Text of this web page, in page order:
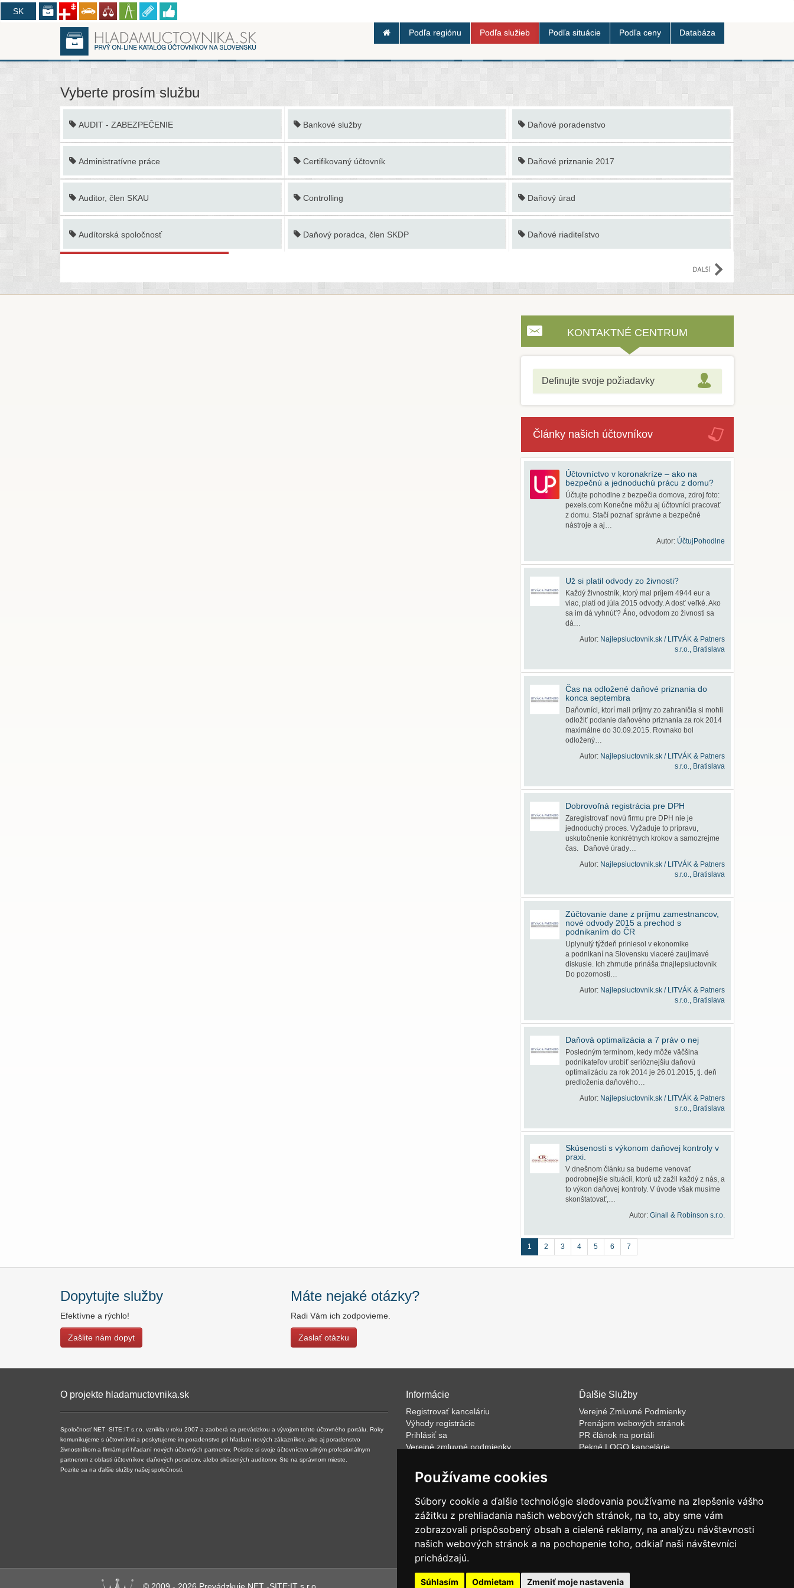
Používame cookies
Súbory cookie a ďalšie technológie sledovania používame na zlepšenie vášho
zážitku z prehliadania našich webových stránok, na to, aby sme vám
zobrazovali prispôsobený obsah a cielené reklamy, na analýzu návštevnosti
našich webových stránok a na pochopenie toho, odkiaľ naši návštevníci
prichádzajú.
Súhlasím Odmietam Zmeniť moje nastavenia
SK
CZ
Podľa regiónu Podľa služieb Podľa situácie Podľa ceny Databáza
Vyberte prosím službu
AUDIT - ZABEZPEČENIE
Administratívne práce
Auditor, člen SKAU
Audítorská spoločnosť
Bankové služby
Certifikovaný účtovník
Controlling
Daňový poradca, člen SKDP
Daňové poradenstvo
Daňové priznanie 2017
Daňový úrad
Daňové riaditeľstvo
KONTAKTNÉ CENTRUM
Definujte svoje požiadavky
Články našich účtovníkov
Účtovníctvo v koronakríze – ako na
bezpečnú a jednoduchú prácu z domu?
Účtujte pohodlne z bezpečia domova, zdroj foto:
pexels.com Konečne môžu aj účtovníci pracovať
z domu. Stačí poznať správne a bezpečné
nástroje a aj…
Autor: ÚčtujPohodlne
Už si platil odvody zo živnosti?
Každý živnostník, ktorý mal príjem 4944 eur a
viac, platí od júla 2015 odvody. A dosť veľké. Ako
sa im dá vyhnúť? Áno, odvodom zo živnosti sa
dá…
Autor: Najlepsiuctovnik.sk / LITVÁK & Patners
s.r.o., Bratislava
Čas na odložené daňové priznania do
konca septembra
Daňovníci, ktorí mali príjmy zo zahraničia si mohli
odložiť podanie daňového priznania za rok 2014
maximálne do 30.09.2015. Rovnako bol
odložený…
Autor: Najlepsiuctovnik.sk / LITVÁK & Patners
s.r.o., Bratislava
Dobrovoľná registrácia pre DPH
Zaregistrovať novú firmu pre DPH nie je
jednoduchý proces. Vyžaduje to prípravu,
uskutočnenie konkrétnych krokov a samozrejme
čas. Daňové úrady…
Autor: Najlepsiuctovnik.sk / LITVÁK & Patners
s.r.o., Bratislava
Zúčtovanie dane z príjmu zamestnancov,
nové odvody 2015 a prechod s
podnikaním do ČR
Uplynulý týždeň priniesol v ekonomike
a podnikaní na Slovensku viaceré zaujímavé
diskusie. Ich zhrnutie prináša #najlepsiuctovnik
Do pozornosti…
Autor: Najlepsiuctovnik.sk / LITVÁK & Patners
s.r.o., Bratislava
Daňová optimalizácia a 7 práv o nej
Posledným termínom, kedy môže väčšina
podnikateľov urobiť serióznejšiu daňovú
optimalizáciu za rok 2014 je 26.01.2015, tj. deň
predloženia daňového…
Autor: Najlepsiuctovnik.sk / LITVÁK & Patners
s.r.o., Bratislava
Skúsenosti s výkonom daňovej kontroly v
praxi.
V dnešnom článku sa budeme venovať
podrobnejšie situácii, ktorú už zažil každý z nás, a
to výkon daňovej kontroly. V úvode však musíme
skonštatovať,…
Autor: Ginall & Robinson s.r.o.
1 2 3 4 5 6 7
Dopytujte služby
Efektívne a rýchlo!
Zašlite nám dopyt
Máte nejaké otázky?
Radi Vám ich zodpovieme.
Zaslať otázku
O projekte hladamuctovnika.sk
Spoločnosť NET -SITE:IT s.r.o. vznikla v roku 2007 a ​​zaoberá sa prevádzkou a vývojom tohto účtovného portálu. Roky
komunikujeme s účtovníkmi a poskytujeme im poradenstvo pri hľadaní nových zákazníkov, ako aj poradenstvo
živnostníkom a firmám pri hľadaní nových účtovných partnerov. Poistite si svoje účtovníctvo silným profesionálnym
partnerom z oblasti účtovníkov, daňových poradcov, alebo skúsených auditorov. Ste na správnom mieste.
Pozrite sa na ďalšie služby našej spoločnosti.
Informácie
Registrovať kanceláriu
Výhody registrácie
Prihlásiť sa
Verejné zmluvné podmienky
VOP
FAQ
Rýchle vyhľadávanie
Partneri
Ponuka pre mediálne agentúry
O spoločnosti NET -SITE:IT s.r.o.
Ďalšie Služby
Verejné Zmluvné Podmienky
Prenájom webových stránok
PR článok na portáli
Pekné LOGO kancelárie